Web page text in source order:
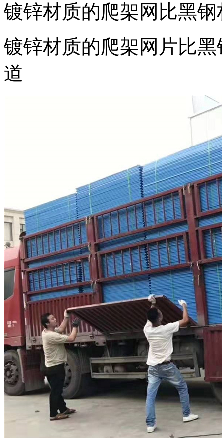
镀锌材质的爬架网比黑
镀锌材质的爬架网片比
道